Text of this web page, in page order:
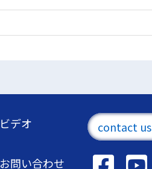
ビデオ
お問い合わせ
contact us